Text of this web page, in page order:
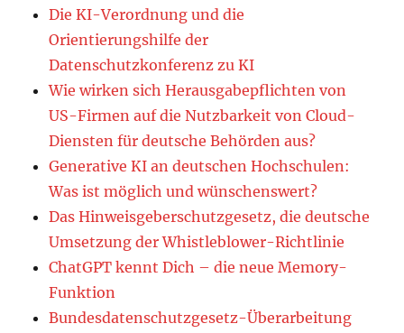
Die KI-Verordnung und die
Orientierungshilfe der
Datenschutzkonferenz zu KI
Wie wirken sich Herausgabepflichten von
US-Firmen auf die Nutzbarkeit von Cloud-
Diensten für deutsche Behörden aus?
Generative KI an deutschen Hochschulen:
Was ist möglich und wünschenswert?
Das Hinweisgeberschutzgesetz, die deutsche
Umsetzung der Whistleblower-Richtlinie
ChatGPT kennt Dich – die neue Memory-
Funktion
Bundesdatenschutzgesetz-Überarbeitung